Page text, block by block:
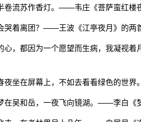
卷流苏作香灯。——韦庄《菩萨蛮红楼
哭着离团？——王波《江亭夜月》的两
心，都因为一个愿望而生病，我凝视
夜坐在屏幕上，不如去看看绿色的世
在吴和岳，一夜飞向镜湖。——李白《